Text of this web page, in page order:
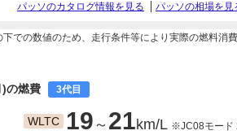
パッソのカタログ情報を見る パッソの相場を見
での数値のため、走行条件等により実際の燃料消費
の燃費 3代目
WLTC 19 ～ 21km/L ※JC08モード